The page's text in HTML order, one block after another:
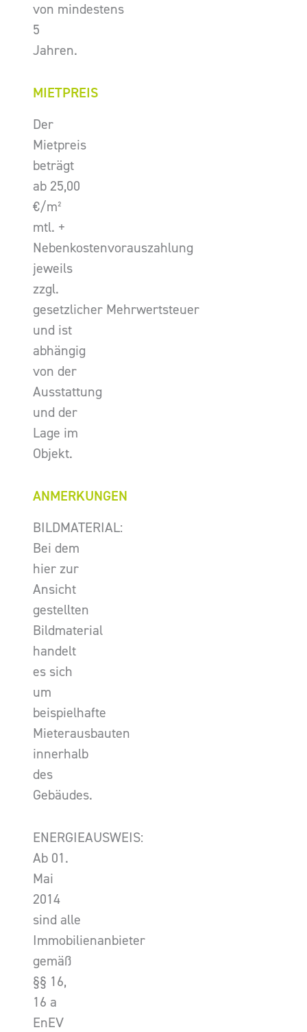
von mindestens
5
Jahren.
MIETPREIS
Der
Mietpreis
beträgt
ab 25,00
€/m²
mtl. +
Nebenkostenvorauszahlung
jeweils
zzgl.
gesetzlicher Mehrwertsteuer
und ist
abhängig
von der
Ausstattung
und der
Lage im
Objekt.
ANMERKUNGEN
BILDMATERIAL:
Bei dem
hier zur
Ansicht
gestellten
Bildmaterial
handelt
es sich
um
beispielhafte
Mieterausbauten
innerhalb
des
Gebäudes.
ENERGIEAUSWEIS:
Ab 01.
Mai
2014
sind alle
Immobilienanbieter
gemäß
§§ 16,
16 a
EnEV